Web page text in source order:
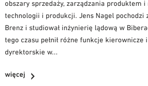
obszary sprzedaży, zarządzania produktem
technologii i produkcji. Jens Nagel pochodzi
Brenz i studiował inżynierię lądową w
tego czasu pełnił różne funkcje kierownicze
dyrektorskie w...
więcej